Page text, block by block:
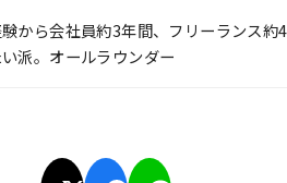
から会社員約3年間、フリーランス
派。オールラウンダー